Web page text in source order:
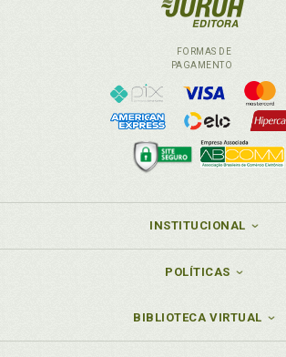
FORMAS DE
PAGAMENTO
INSTITUCIONAL
POLÍTICAS
BIBLIOTECA VIRTUAL